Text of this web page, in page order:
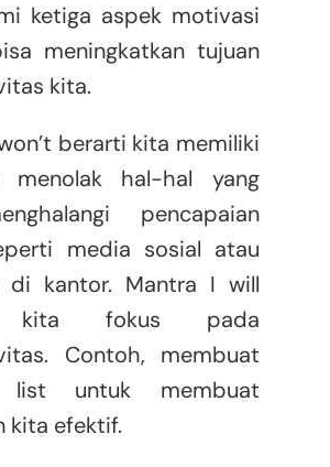
ketiga aspek motivasi
meningkatkan tujuan
kita.
berarti kita memiliki
menolak hal-hal yang
pencapaian
media sosial atau
di kantor. Mantra I will
kita fokus pada
Contoh, membuat
untuk membuat
kita efektif.